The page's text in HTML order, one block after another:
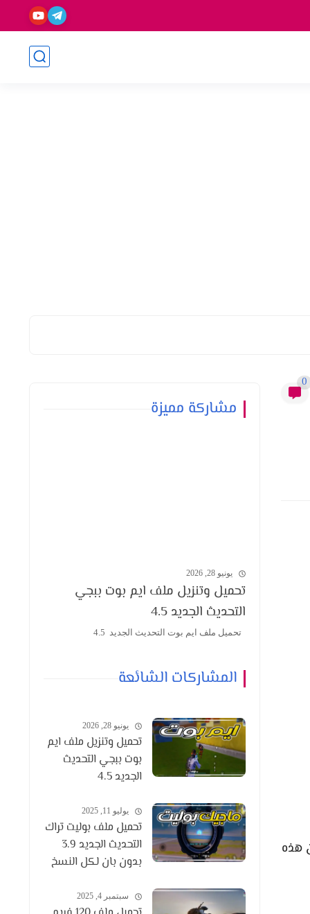
0
هذه
مشاركة مميزة
يونيو 28, 2026
تحميل وتنزيل ملف ايم بوت ببجي
التحديث الجديد 4.5
تحميل ملف ايم بوت التحديث الجديد 4.5
المشاركات الشائعة
يونيو 28, 2026
تحميل وتنزيل ملف ايم
بوت ببجي التحديث
الجديد 4.5
يوليو 11, 2025
تحميل ملف بوليت تراك
التحديث الجديد 3.9
بدون بان لكل النسخ
سبتمبر 4, 2025